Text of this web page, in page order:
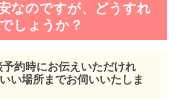
なのですが、どうすれ
しょうか？
約時にお伝えいただけれ
い場所までお伺いいたしま